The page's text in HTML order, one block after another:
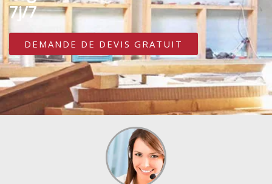
7j/7
DEMANDE DE DEVIS GRATUIT